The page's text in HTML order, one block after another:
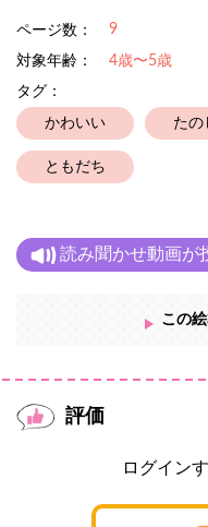
ページ数： 9
対象年齢：
4歳〜5歳
タグ：
かわいい たの
ともだち
読み聞かせ動画が
この
評価
ログイン